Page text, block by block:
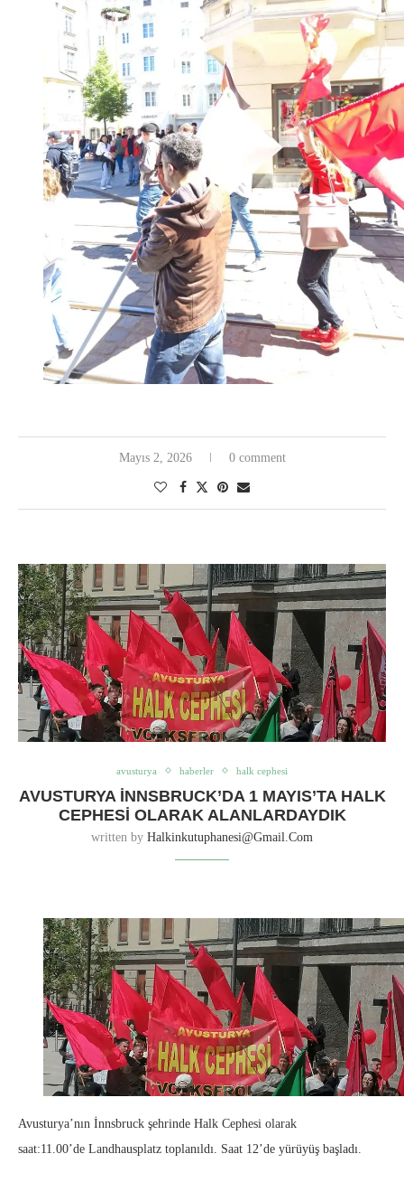
Mayıs 2, 2026 0 comment
avusturya haberler halk cephesi
AVUSTURYA İNNSBRUCK’DA 1 MAYIS’TA HALK
CEPHESI OLARAK ALANLARDAYDIK
written by Halkinkutuphanesi@gmail.com
Avusturya’nın İnnsbruck şehrinde Halk Cephesi olarak
saat:11.00’de Landhausplatz toplanıldı. Saat 12’de yürüyüş başladı.